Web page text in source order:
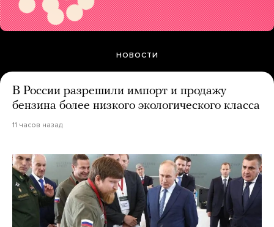
НОВОСТИ
В России разрешили импорт и продажу
бензина более низкого экологического класса
11 часов назад